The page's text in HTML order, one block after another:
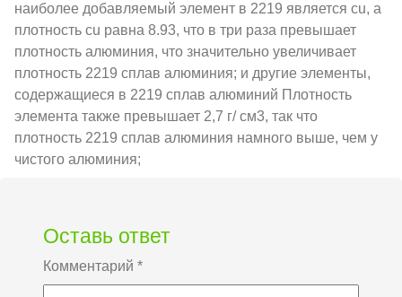
наиболее добавляемый элемент в 2219 является cu, а
плотность cu равна 8.93, что в три раза превышает
плотность алюминия, что значительно увеличивает
плотность 2219 сплав алюминия; и другие элементы,
содержащиеся в 2219 сплав алюминий Плотность
элемента также превышает 2,7 г/ см3, так что
плотность 2219 сплав алюминия намного выше, чем у
чистого алюминия;
Оставь ответ
Комментарий *